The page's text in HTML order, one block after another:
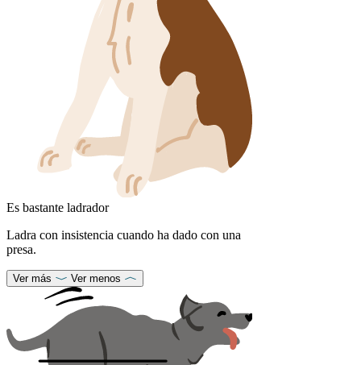
Es bastante ladrador
Ladra con insistencia cuando ha dado con una
presa.
Ver más Ver menos